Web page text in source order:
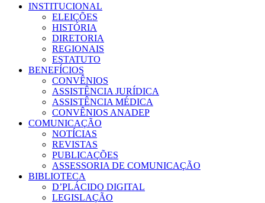
INSTITUCIONAL
ELEIÇÕES
HISTÓRIA
DIRETORIA
REGIONAIS
ESTATUTO
BENEFÍCIOS
CONVÊNIOS
ASSISTÊNCIA JURÍDICA
ASSISTÊNCIA MÉDICA
CONVÊNIOS ANADEP
COMUNICAÇÃO
NOTÍCIAS
REVISTAS
PUBLICAÇÕES
ASSESSORIA DE COMUNICAÇÃO
BIBLIOTECA
D’PLÁCIDO DIGITAL
LEGISLAÇÃO